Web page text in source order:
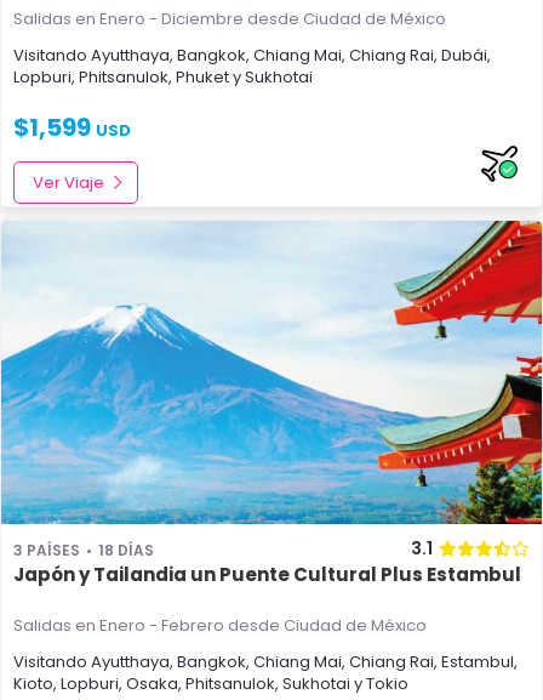
Salidas en Enero - Diciembre desde Ciudad de México
Visitando Ayutthaya, Bangkok, Chiang Mai, Chiang Rai, Dubái,
Lopburi, Phitsanulok, PhuketySukhotai
$1,599 USD
Ver Viaje
3 PAÍSES 18 DÍAS 3.1
Japón y Tailandia un Puente Cultural Plus Estambul
Salidas en Enero - Febrero desde Ciudad de México
Visitando Ayutthaya, Bangkok, Chiang Mai, Chiang Rai, Estambul,
Kioto, Lopburi, Osaka, Phitsanulok, Sukhotai yTokio